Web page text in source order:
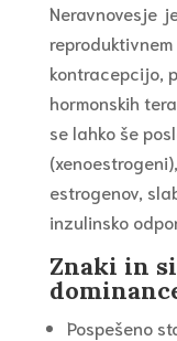
Neravnovesje
kontracepcijo,
hormonskih
se lahko še
estrogenov,
inzulinsko
Znaki in
Pospešeno